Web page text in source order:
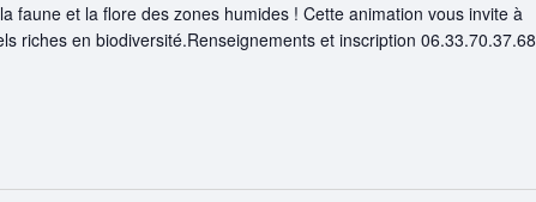
faune et la flore des zones humides ! Cette animation vous invite à
riches en biodiversité.Renseignements et inscription 06.33.70.37.68